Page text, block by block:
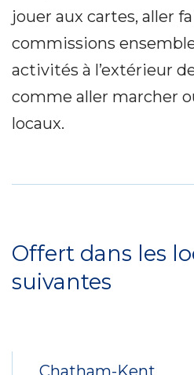
jouer aux cartes, aller
commissions
activités à l’extérieur
comme aller marcher
locaux.
Offert dans les
suivantes
Chatham-Kent